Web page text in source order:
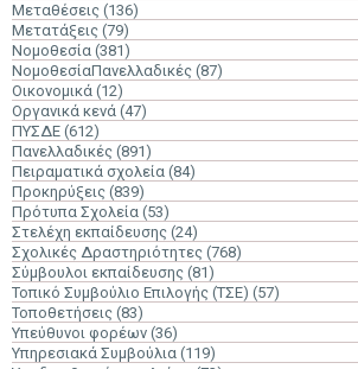
Μεταθέσεις (136)
Μετατάξεις (79)
Νομοθεσία (381)
ΝομοθεσίαΠανελλαδικές (87)
Οικονομικά (12)
Οργανικά κενά (47)
ΠΥΣΔΕ (612)
Πανελλαδικές (891)
Πειραματικά σχολεία (84)
Προκηρύξεις (839)
Πρότυπα Σχολεία (53)
Στελέχη εκπαίδευσης (24)
Σχολικές Δραστηριότητες (768)
Σύμβουλοι εκπαίδευσης (81)
Τοπικό Συμβούλιο Επιλογής (ΤΣΕ) (57)
Τοποθετήσεις (83)
Υπεύθυνοι φορέων (36)
Υπηρεσιακά Συμβούλια (119)